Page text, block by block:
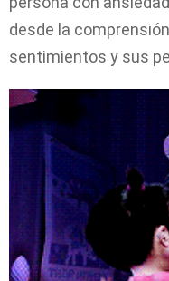
desde la
sentimientos y sus